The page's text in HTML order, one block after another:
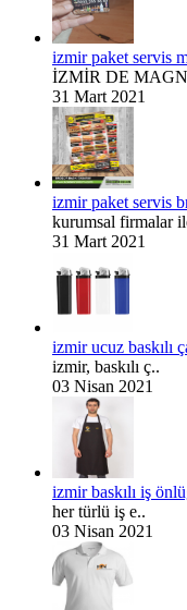
izmir paket servis
İZMİR DE
31 Mart 2021
izmir paket servis
kurumsal firmalar
31 Mart 2021
izmir ucuz baskılı
izmir, baskılı ç..
03 Nisan 2021
izmir baskılı iş
her türlü iş e..
03 Nisan 2021